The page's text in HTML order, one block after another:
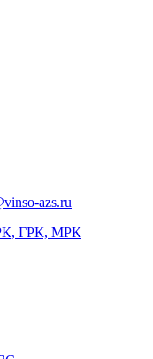
azs.ru
ГРК, МРК